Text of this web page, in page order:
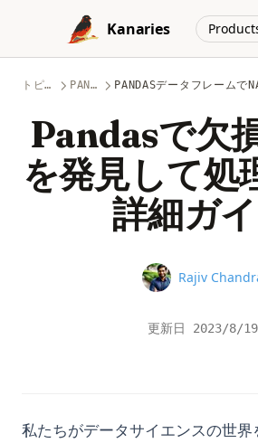
Skip to content
Kanaries
トピック PANDAS PANDASデータフレームで
Pandasで欠
を発見して処
詳細ガ
Name
Rajiv
更新日 2023/8/19
私たちがデータサイエンスの世界